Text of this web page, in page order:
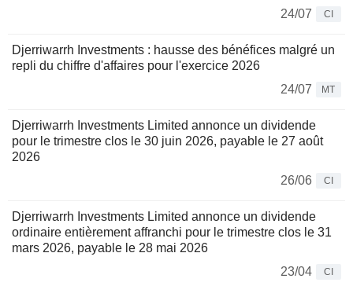
24/07
CI
Djerriwarrh Investments : hausse des bénéfices malgré un
repli du chiffre d'affaires pour l'exercice 2026
24/07
MT
Djerriwarrh Investments Limited annonce un dividende
pour le trimestre clos le 30 juin 2026, payable le 27 août
2026
26/06
CI
Djerriwarrh Investments Limited annonce un dividende
ordinaire entièrement affranchi pour le trimestre clos le 31
mars 2026, payable le 28 mai 2026
23/04
CI